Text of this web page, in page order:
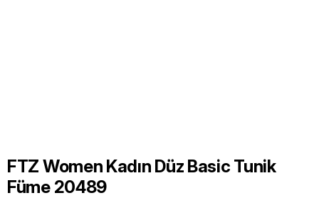
FTZ Women Kadın Düz Basic Tunik
Füme 20489